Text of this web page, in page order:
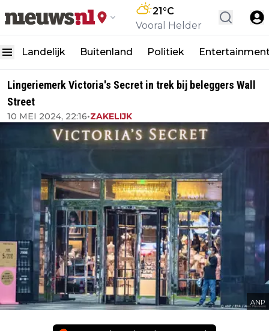
21°C
Vooral Helder
Landelijk Buitenland Politiek
Lingeriemerk Victoria's Secret in trek bij beleggers Wall
Street
10 MEI 2024, 22:16•ZAKELIJK
ANP